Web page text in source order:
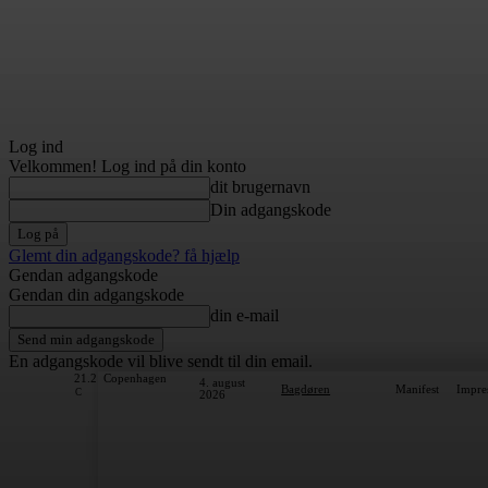
Log ind
Velkommen! Log ind på din konto
dit brugernavn
Din adgangskode
Glemt din adgangskode? få hjælp
Gendan adgangskode
Gendan din adgangskode
din e-mail
En adgangskode vil blive sendt til din email.
21.2
C
Copenhagen
4. august
2026
Bagdøren Manifest